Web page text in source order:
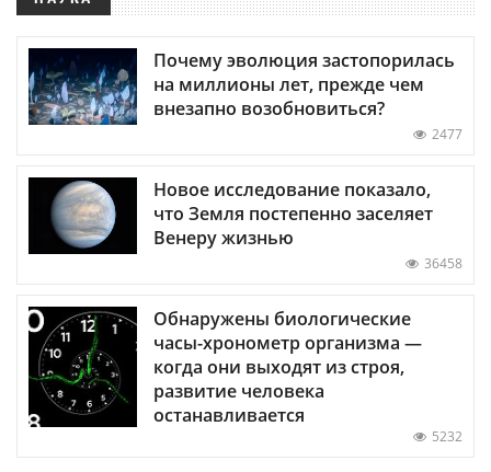
Почему эволюция застопорилась
на миллионы лет, прежде чем
внезапно возобновиться?
2477
Новое исследование показало,
что Земля постепенно заселяет
Венеру жизнью
36458
Обнаружены биологические
часы-хронометр организма —
когда они выходят из строя,
развитие человека
останавливается
5232